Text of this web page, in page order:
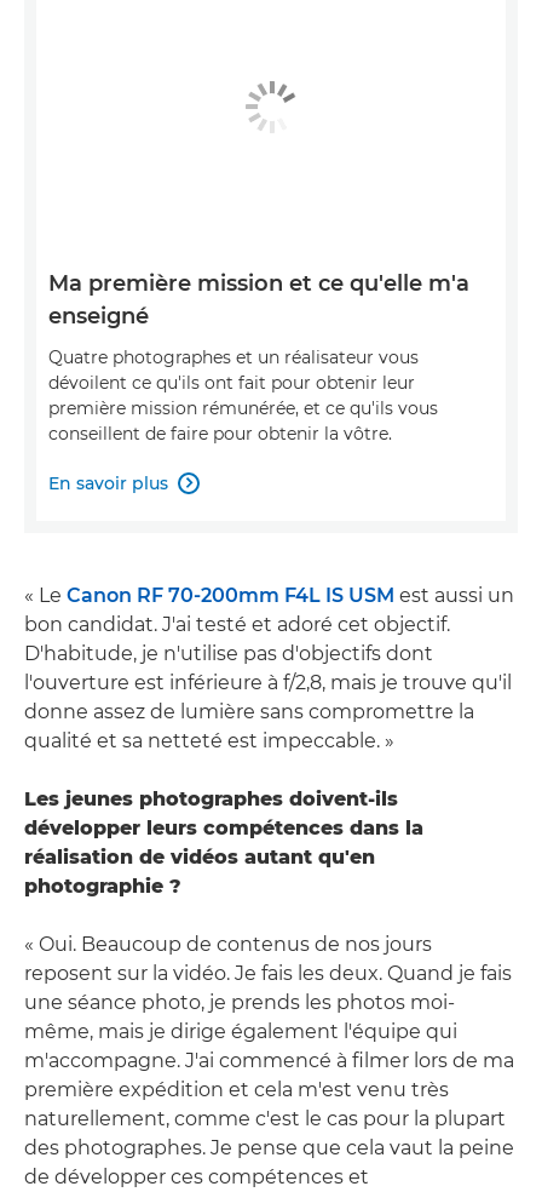
Ma première mission et ce qu'elle m'a
enseigné
Quatre photographes et un réalisateur vous
dévoilent ce qu'ils ont fait pour obtenir leur
première mission rémunérée, et ce qu'ils vous
conseillent de faire pour obtenir la vôtre.
En savoir plus 
« Le Canon RF 70-200mm F4L IS USM est aussi un
bon candidat. J'ai testé et adoré cet objectif.
D'habitude, je n'utilise pas d'objectifs dont
l'ouverture est inférieure à f/2,8, mais je trouve qu'il
donne assez de lumière sans compromettre la
qualité et sa netteté est impeccable. »
Les jeunes photographes doivent-ils
développer leurs compétences dans la
réalisation de vidéos autant qu'en
photographie ?
« Oui. Beaucoup de contenus de nos jours
reposent sur la vidéo. Je fais les deux. Quand je fais
une séance photo, je prends les photos moi-
même, mais je dirige également l'équipe qui
m'accompagne. J'ai commencé à filmer lors de ma
première expédition et cela m'est venu très
naturellement, comme c'est le cas pour la plupart
des photographes. Je pense que cela vaut la peine
de développer ces compétences et